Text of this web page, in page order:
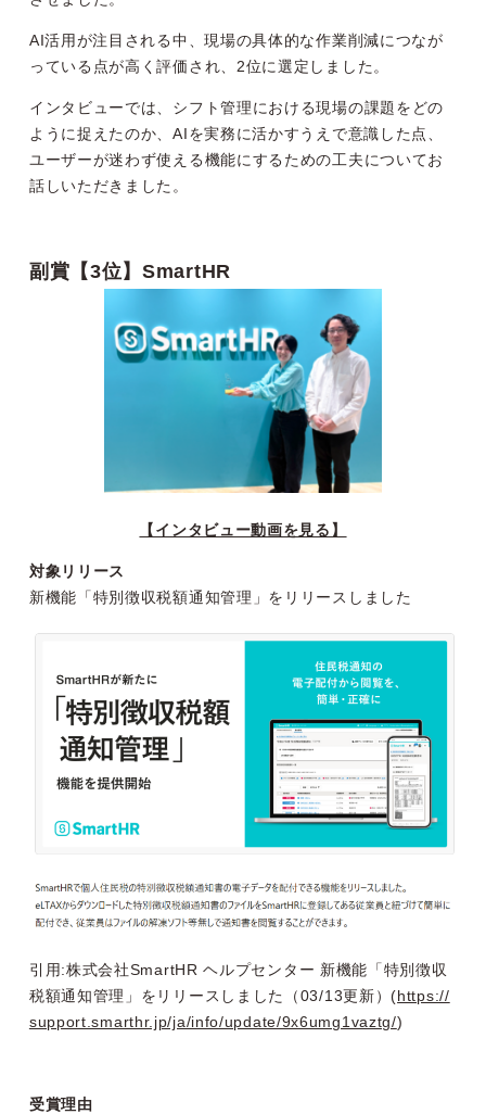
AI活用が注目される中、現場の具体的な作業削減につなが
っている点が高く評価され、2位に選定しました。
インタビューでは、シフト管理における現場の課題をどの
ように捉えたのか、AIを実務に活かすうえで意識した点、
ユーザーが迷わず使える機能にするための工夫についてお
話しいただきました。
副賞【3位】SmartHR
【インタビュー動画を見る】
対象リリース
新機能「特別徴収税額通知管理」をリリースしました
引用:株式会社SmartHR ヘルプセンター 新機能「特別徴収
税額通知管理」をリリースしました（03/13更新） (https://
support.smarthr.jp/ja/info/update/9x6umg1vaztg/)
受賞理由